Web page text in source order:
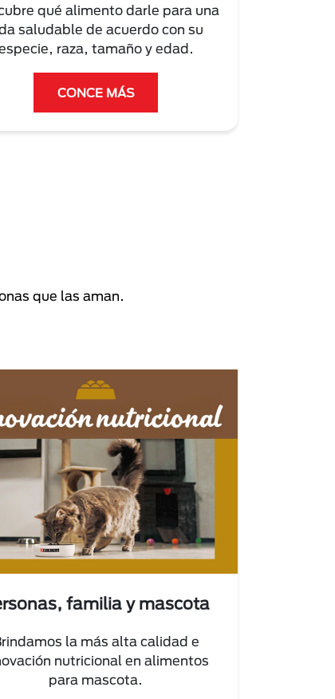
qué alimento darle para una
saludable de acuerdo con su
raza, tamaño y edad.
CONCE MÁS
que las aman.
familia y mascota
la más alta calidad e
nutricional en alimentos
para mascota.